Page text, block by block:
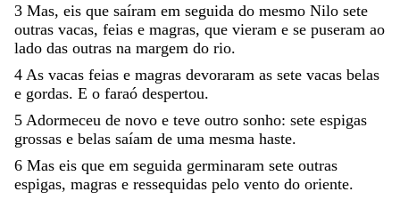
3 Mas, eis que saíram em seguida do mesmo Nilo sete
outras vacas, feias e magras, que vieram e se puseram ao
lado das outras na margem do rio.
4 As vacas feias e magras devoraram as sete vacas belas
e gordas. E o faraó despertou.
5 Adormeceu de novo e teve outro sonho: sete espigas
grossas e belas saíam de uma mesma haste.
6 Mas eis que em seguida germinaram sete outras
espigas, magras e ressequidas pelo vento do oriente.